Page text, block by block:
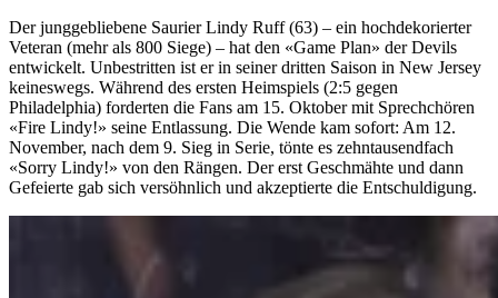
Der junggebliebene Saurier Lindy Ruff (63) – ein hochdekorierter
Veteran (mehr als 800 Siege) – hat den «Game Plan» der Devils
entwickelt. Unbestritten ist er in seiner dritten Saison in New Jersey
keineswegs. Während des ersten Heimspiels (2:5 gegen
Philadelphia) forderten die Fans am 15. Oktober mit Sprechchören
«Fire Lindy!» seine Entlassung. Die Wende kam sofort: Am 12.
November, nach dem 9. Sieg in Serie, tönte es zehntausendfach
«Sorry Lindy!» von den Rängen. Der erst Geschmähte und dann
Gefeierte gab sich versöhnlich und akzeptierte die Entschuldigung.